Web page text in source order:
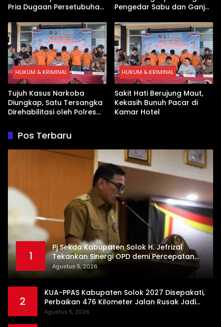
Pria Dugaan Persetubuhan
Pengedar Sabu dan Ganja
HUKUM & KRIMINAL
Tujuh Kasus Narkoba
Diungkap, Satu Tersangka
Direhabilitasi oleh Polres
HUKUM & KRIMINAL
Sakit Hati Berujung Maut,
Kekasih Bunuh Pacar di
Kamar Hotel
Pos Terbaru
1
Pj Sekda Kabupaten Solok H. Jefrizal
Tekankan Sinergi OPD demi Percepatan
Pembangunan Daerah
Agustus 5, 2026
2
KUA-PPAS Kabupaten Solok 2027 Disepakati,
Perbaikan 476 Kilometer Jalan Rusak Jadi
Prioritas
Agustus 5, 2026